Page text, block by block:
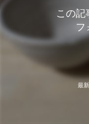
この記
フ
最